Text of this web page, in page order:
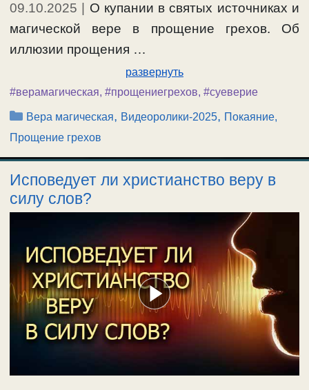
09.10.2025
О купании в святых источниках и
магической вере в прощение грехов. Об
иллюзии прощения …
развернуть
#верамагическая, #прощениегрехов, #суеверие
Рубрики
Вера магическая, Видеоролики-2025, Покаяние,
Прощение грехов
Исповедует ли христианство веру в
силу слов?